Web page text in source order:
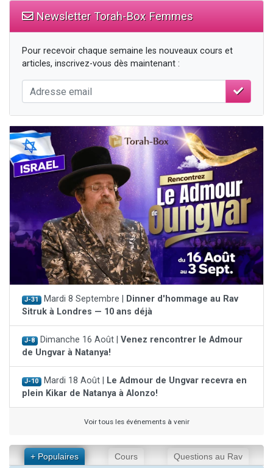
Newsletter Torah-Box Femmes
Pour recevoir chaque semaine les nouveaux cours et
articles, inscrivez-vous dès maintenant :
J-31 Mardi 8 Septembre |
Dinner d'hommage au Rav
Sitruk à Londres — 10 ans déjà
J-8 Dimanche 16 Août | Venez rencontrer le Admour
de Ungvar à Natanya!
J-10 Mardi 18 Août |
Le Admour de Ungvar recevra en
plein Kikar de Natanya à Alonzo!
Voir tous les événements à venir
+ Populaires Cours Questions au Rav